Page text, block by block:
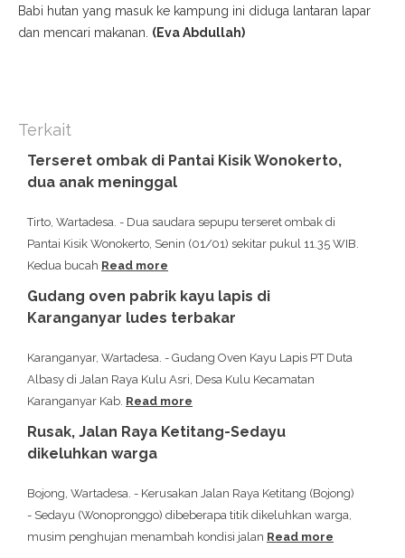
Babi hutan yang masuk ke kampung ini diduga lantaran lapar
dan mencari makanan. (Eva Abdullah)
Terkait
Terseret ombak di Pantai Kisik Wonokerto,
dua anak meninggal
Tirto, Wartadesa. - Dua saudara sepupu terseret ombak di
Pantai Kisik Wonokerto, Senin (01/01) sekitar pukul 11.35 WIB.
Kedua bucah Read more
Gudang oven pabrik kayu lapis di
Karanganyar ludes terbakar
Karanganyar, Wartadesa. - Gudang Oven Kayu Lapis PT Duta
Albasy di Jalan Raya Kulu Asri, Desa Kulu Kecamatan
Karanganyar Kab. Read more
Rusak, Jalan Raya Ketitang-Sedayu
dikeluhkan warga
Bojong, Wartadesa. - Kerusakan Jalan Raya Ketitang (Bojong)
- Sedayu (Wonopronggo) dibeberapa titik dikeluhkan warga,
musim penghujan menambah kondisi jalan Read more